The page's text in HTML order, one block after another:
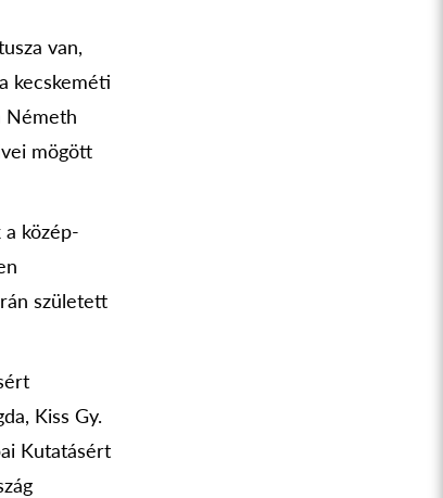
van,
kecskeméti
Németh
mögött
közép-
született
Kiss Gy.
Kutatásért